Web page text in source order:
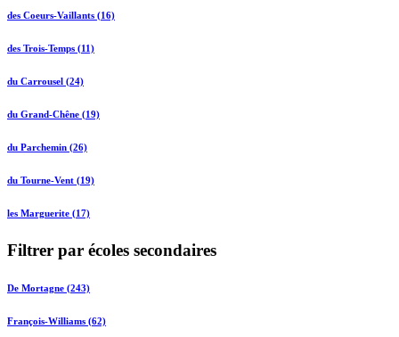
des Coeurs-Vaillants (16)
des Trois-Temps (11)
du Carrousel (24)
du Grand-Chêne (19)
du Parchemin (26)
du Tourne-Vent (19)
les Marguerite (17)
Filtrer par écoles secondaires
De Mortagne (243)
François-Williams (62)